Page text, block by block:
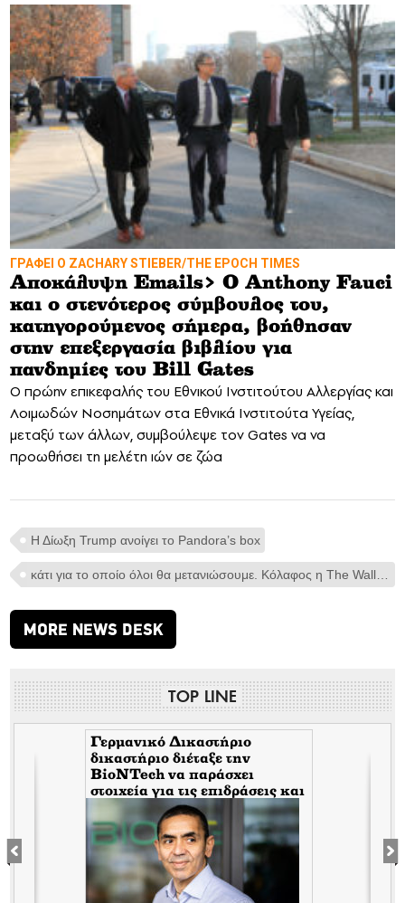
ΓΡΑΦΕΙ Ο ZACHARY STIEBER/THE EPOCH TIMES
Αποκάλυψη Emails> Ο Anthony Fauci
και ο στενότερος σύμβουλος του,
κατηγορούμενος σήμερα, βοήθησαν
στην επεξεργασία βιβλίου για
πανδημίες του Bill Gates
Ο πρώην επικεφαλής του Εθνικού Ινστιτούτου Αλλεργίας και
Λοιμωδών Νοσημάτων στα Εθνικά Ινστιτούτα Υγείας,
μεταξύ των άλλων, συμβούλεψε τον Gates να να
προωθήσει τη μελέτη ιών σε ζώα
Η Δίωξη Trump ανοίγει το Pandora’s box
κάτι για το οποίο όλοι θα μετανιώσουμε. Κόλαφος η The Wall Street Journal κατά της απόφασης του προοδευτικού εισαγγελέα Alvin Bragg
MORE NEWS DESK
TOP LINE
Γερμανικό Δικαστήριο
δικαστήριο διέταξε την
BioNTech να παράσχει
στοιχεία για τις επιδράσεις και
τις παρενέργειες των παρτίδων
FE6975 και 1D020A